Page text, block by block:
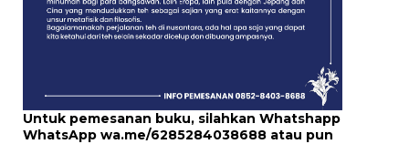
Untuk pemesanan buku, silahkan Whatshapp
WhatsApp wa.me/6285284038688 atau pun